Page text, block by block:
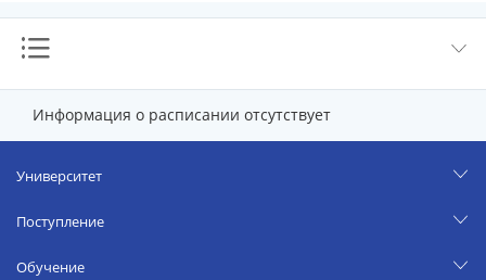
Информация о расписании отсутствует
Университет
Поступление
Обучение